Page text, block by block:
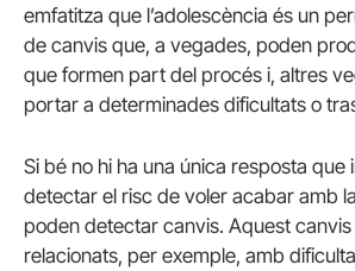
emfatitza que l’adolescència és un
de canvis que, a vegades, poden
que formen part del procés i, altres
portar a determinades dificultats o
Si bé no hi ha una única resposta que
detectar el risc de voler acabar amb
poden detectar canvis. Aquest
relacionats, per exemple, amb